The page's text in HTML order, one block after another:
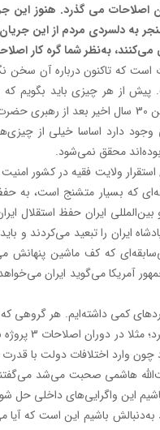
اصلاحات می گذرد. هنوز
به دلسردی مردم از این
به‌نظر شما گره کار
است که تاکنون درباره آن
پیش از هر چیزی باید بگویم
دوستان اصولگرایمان نیز در این 30
دارد اساسا خیلی از
محقق نمی‌شود.
ولایت فقیه در کشور
که بسیار متشنج است، به
ایران حفظ استقلال
ایران را تبعید می‌کردند و
که کف ماشین پنهانش
آمریکا می‌گوید ایران
کمی داشته‌ایم. هر گروهی که
کنند
هاشمی صحبت می‌شد
این واگرایی‌های داخلی
باشیم این است که آیا